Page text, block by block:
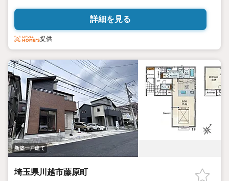
『仲介手数料無料』でご紹介 仲介手数料とは？nA.不動産仲介会
社にお支払いする手数料（諸費用の一部）です。n例）物件価格3000
万円の場合・・約105万円→ハウスネットパートナーは『0円』n物
件価格4000万円の場合・・約138万円→ハウスネットパートナー
は『0円』n物件価格5000万円の場合・・約171万円→ハウスネット
パートナーは『0円』n 仲 介
手 数 料 無
料。 n◆中国語対応可◎本日見
学できます新築戸建専門店だからお得が沢山本日ご見学対応しま
す。n◆ローンが不安の方ご相談ください。
詳細を見る
提供
新築一戸建て
埼玉県川越市藤原町